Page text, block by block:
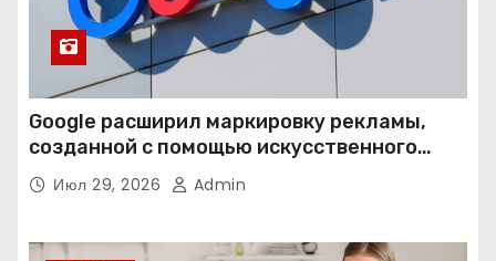
Google расширил маркировку рекламы,
созданной с помощью искусственного
интеллекта
Июл 29, 2026 Admin